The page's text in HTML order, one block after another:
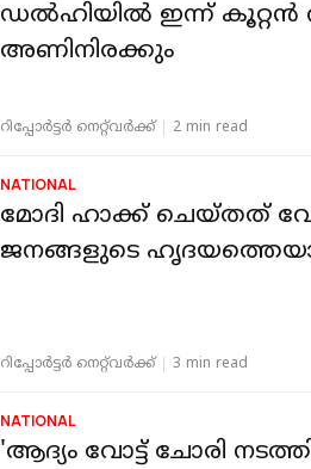
ഡല്‍ഹിയില്‍ ഇന്ന് കൂറ്റന്‍
അണിനിരക്കും
റിപ്പോർട്ടർ നെറ്റ്‌വര്‍ക്ക്‌ 2 min read
NATIONAL
മോദി ഹാക്ക് ചെയ്തത്
ജനങ്ങളുടെ
റിപ്പോർട്ടർ നെറ്റ്‌വര്‍ക്ക്‌ 3 min read
NATIONAL
'ആദ്യം വോട്ട് ചോരി